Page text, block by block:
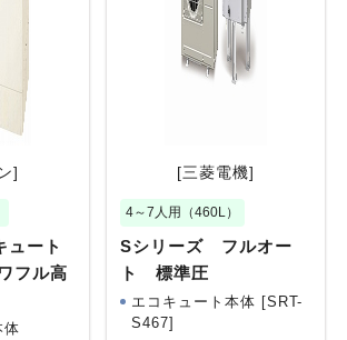
]
ュート
フル高
体
[三菱電機]
4～7人用（460L）
Sシリーズ フルオー
ト 標準圧
エコキュート本体 [SRT-
S467]